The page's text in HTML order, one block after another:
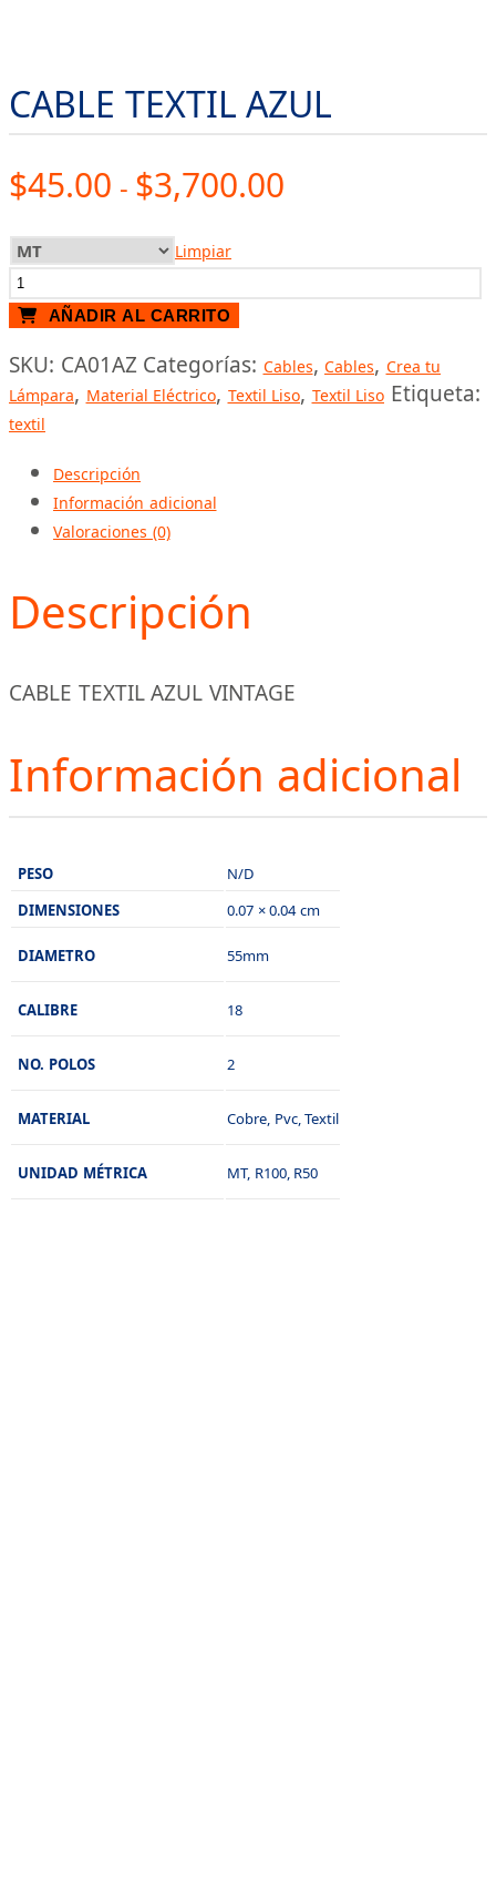
CABLE TEXTIL AZUL
$45.00 - $3,700.00
hasta
$3,700.00
Limpiar
Cable
textil
azul
cantidad
AÑADIR AL CARRITO
SKU: CA01AZ Categorías: Cables, Cables, Crea tu
Lámpara, Material Eléctrico, Textil Liso, Textil Liso Etiqueta:
textil
Descripción
Información adicional
Valoraciones (0)
Descripción
CABLE TEXTIL AZUL VINTAGE
Información adicional
PESO
N/D
DIMENSIONES
0.07 × 0.04 cm
DIAMETRO 55mm
CALIBRE 18
NO. POLOS 2
MATERIAL Cobre, Pvc, Textil
UNIDAD MÉTRICA MT, R100, R50